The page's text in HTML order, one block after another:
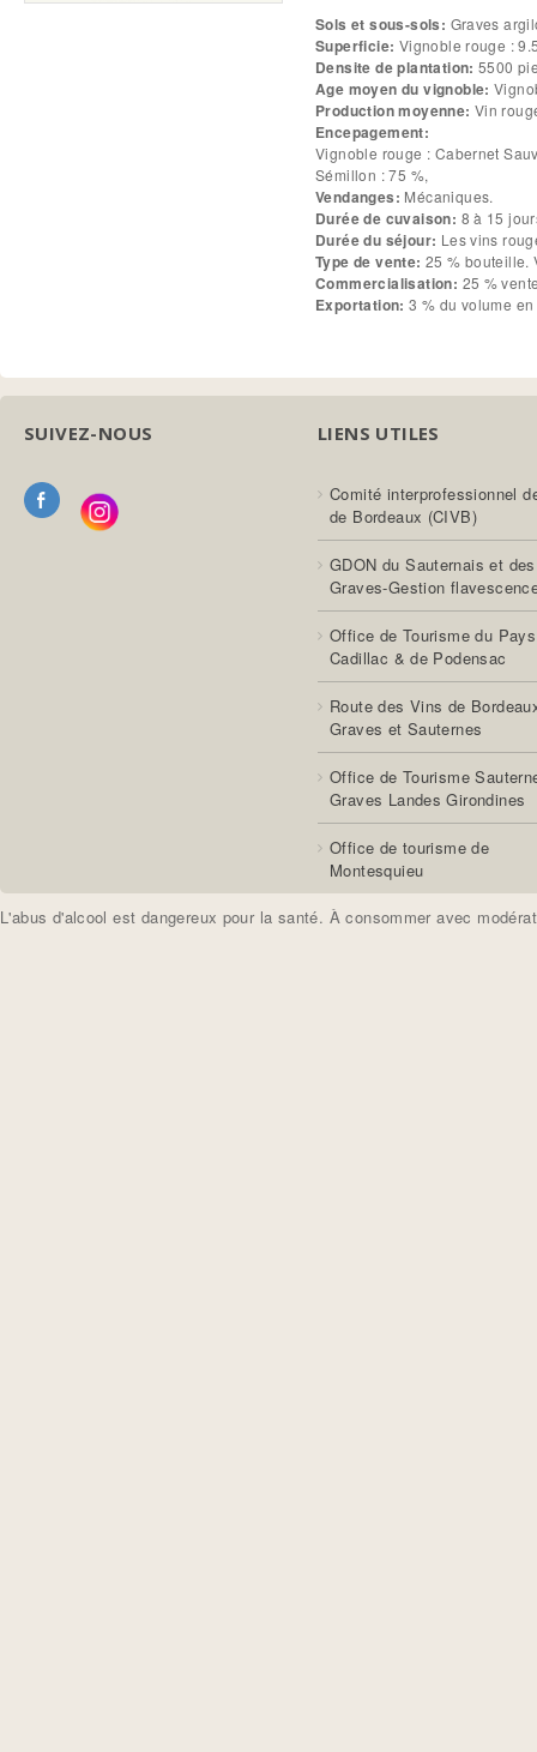
Sols et sous-sols: Graves
Superficie:
Densite de plantation:5500
Age moyen du vignoble:
Production moyenne: Vin
Encepagement:
Vignoble rouge : Cabernet Sauvignon : 20 % Merlot noir : 75 %
Sémillon : 75 %,
Vendanges: Mécaniques.
Durée de cuvaison: 8 à 15
Durée du séjour:
Type de vente: 25 % bouteille.
Commercialisation: 25 %
Exportation:3 % du volume
SUIVEZ-NOUS LIENS UTILES
Comité interprofessionnel
de Bordeaux (CIVB)
GDON du Sauternais et des
Graves-Gestion
Office de Tourisme du
Cadillac & de Podensac
Route des Vins de
Graves et Sauternes
Office de Tourisme
Graves Landes Girondines
Office de tourisme de
Montesquieu
L'abus d'alcool est dangereux pour la santé. À consommer avec